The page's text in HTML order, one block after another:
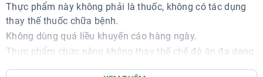
Thực phẩm này không phải là thuốc, không có tác dụng
thay thế thuốc chữa bệnh.
Không dùng quá liều khuyến cáo hàng ngày.
Thực phẩm chức năng không thay thế chế độ ăn đa dạng